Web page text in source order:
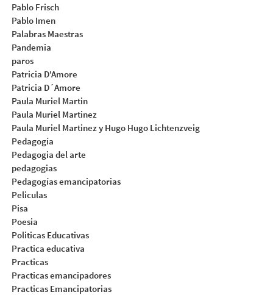
Pablo Frisch
Pablo Imen
Palabras Maestras
Pandemia
paros
Patricia D'Amore
Patricia D´Amore
Paula Muriel Martin
Paula Muriel Martinez
Paula Muriel Martinez y Hugo Hugo Lichtenzveig
Pedagogía
Pedagogia del arte
pedagogias
Pedagogías emancipatorias
Peliculas
Pisa
Poesia
Politicas Educativas
Practica educativa
Practicas
Practicas emancipadores
Practicas Emancipatorias